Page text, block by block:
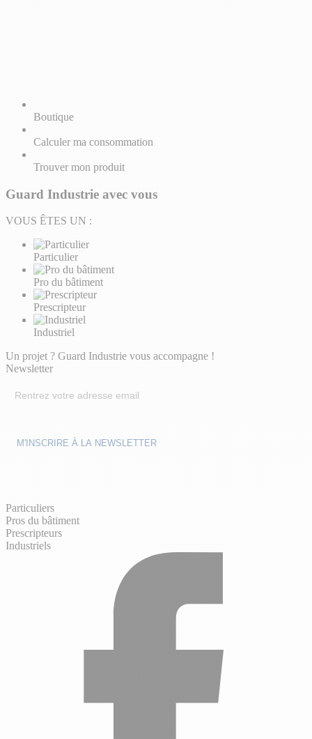
Boutique
Calculer ma consommation
Trouver mon produit
Guard Industrie avec vous
VOUS ÊTES UN :
Particulier
Pro du bâtiment
Prescripteur
Industriel
Un projet ? Guard Industrie vous accompagne !
Newsletter
Particuliers
Pros du bâtiment
Prescripteurs
Industriels